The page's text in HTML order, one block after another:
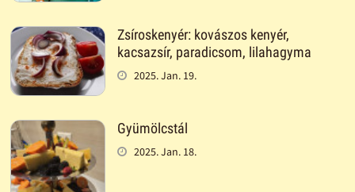
Zsíroskenyér: kovászos kenyér,
kacsazsír, paradicsom, lilahagyma
2025. Jan. 19.
Gyümölcstál
2025. Jan. 18.